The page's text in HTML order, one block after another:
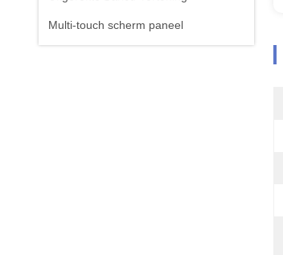
Multi-touch scherm paneel